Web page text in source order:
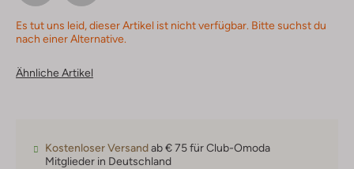
Es tut uns leid, dieser Artikel ist nicht verfügbar. Bitte suchst du
nach einer Alternative.
Ähnliche Artikel
Kostenloser Versandab € 75 für Club-Omoda
Mitglieder in Deutschland